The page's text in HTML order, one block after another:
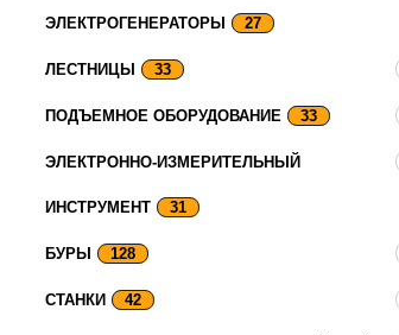
ЭЛЕКТРОГЕНЕРАТОРЫ 27
ЛЕСТНИЦЫ 33
ПОДЪЕМНОЕ ОБОРУДОВАНИЕ 33
ЭЛЕКТРОННО-ИЗМЕРИТЕЛЬНЫЙ
ИНСТРУМЕНТ 31
БУРЫ 128
СТАНКИ 42